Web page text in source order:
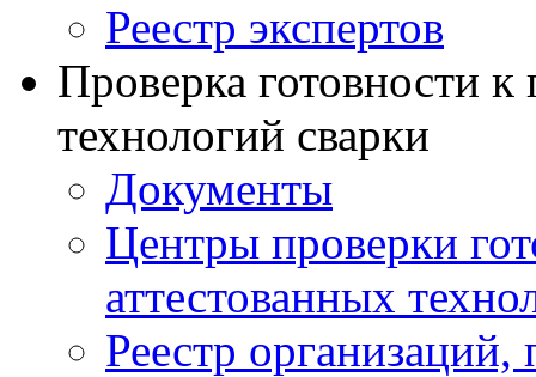
Реестр экспертов
Проверка готовности
технологий сварки
Документы
Центры проверки
аттестованных
Реестр